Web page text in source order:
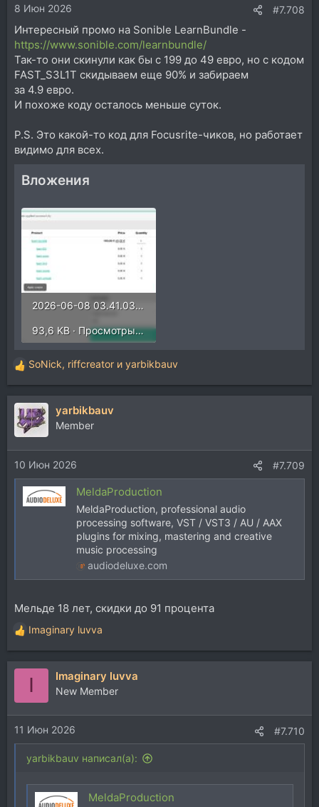
8 Июн 2026 #7.708
Интересный промо на Sonible LearnBundle -
https://www.sonible.com/learnbundle/
Так-то они скинули как бы с 199 до 49 евро, но с кодом
FAST_S3L1T скидываем еще 90% и забираем
за 4.9 евро.
И похоже коду осталось меньше суток.
P.S. Это какой-то код для Focusrite-чиков, но работает
видимо для всех.
Вложения
2026-06-08 03.41.03 www.sonible.com fadb30a6954f_.jpg
93,6 KB · Просмотры: 92
Р
е
а
к
ц
и
и
:
SoNick, riffcreator и yarbikbauv
yarbikbauv
Member
10 Июн 2026 #7.709
MeldaProduction
MeldaProduction, professional audio
processing software, VST / VST3 / AU / AAX
plugins for mixing, mastering and creative
music processing
audiodeluxe.com
Мельде 18 лет, скидки до 91 процента
Р
е
а
и
и
:
Imaginary luvva
I Imaginary luvva
New Member
11 Июн 2026 #7.710
yarbikbauv написал(а):
MeldaProduction